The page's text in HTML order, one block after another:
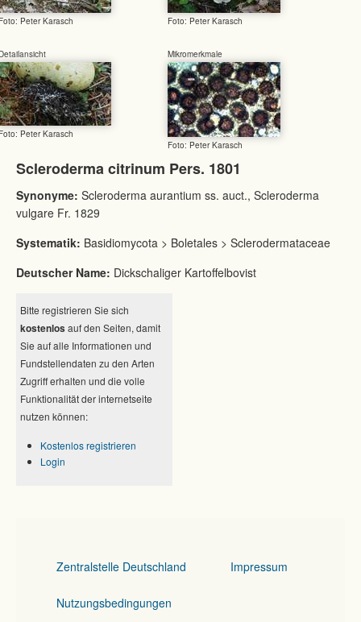
Peter Karasch Foto: Peter Karasch
Peter Karasch
Mikromerkmale
Foto: Peter Karasch
Scleroderma citrinum Pers. 1801
Synonyme: Scleroderma aurantium ss. auct., Scleroderma
vulgare Fr. 1829
Systematik: Basidiomycota > Boletales > Sclerodermataceae
Deutscher Name: Dickschaliger Kartoffelbovist
Bitte registrieren Sie sich
kostenlos auf den Seiten, damit
Sie auf alle Informationen und
Fundstellendaten zu den Arten
Zugriff erhalten und die volle
Funktionalität der internetseite
nutzen können:
Kostenlos registrieren
Login
Zentralstelle Deutschland Impressum
Nutzungsbedingungen